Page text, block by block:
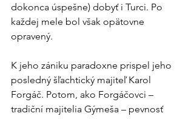
dokonca úspešne) dobyť i Turci. Po
každej mele bol však opätovne
opravený.
K jeho zániku paradoxne prispel jeho
posledný šľachtický majiteľ Karol
Forgáč. Potom, ako Forgáčovci –
tradiční majitelia Gýmeša – pevnosť